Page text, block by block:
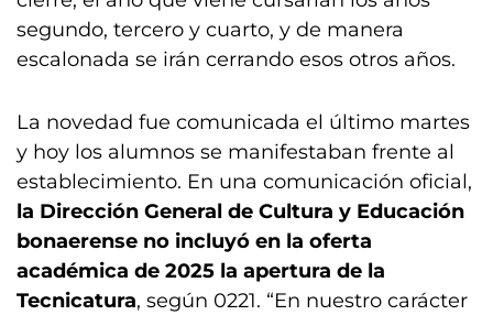
segundo, tercero y cuarto, y de manera
escalonada se irán cerrando esos otros años.
La novedad fue comunicada el último martes
y hoy los alumnos se manifestaban frente al
establecimiento. En una comunicación oficial,
la Dirección General de Cultura y Educación
bonaerense no incluyó en la oferta
académica de 2025 la apertura de la
Tecnicatura, según 0221. “En nuestro carácter